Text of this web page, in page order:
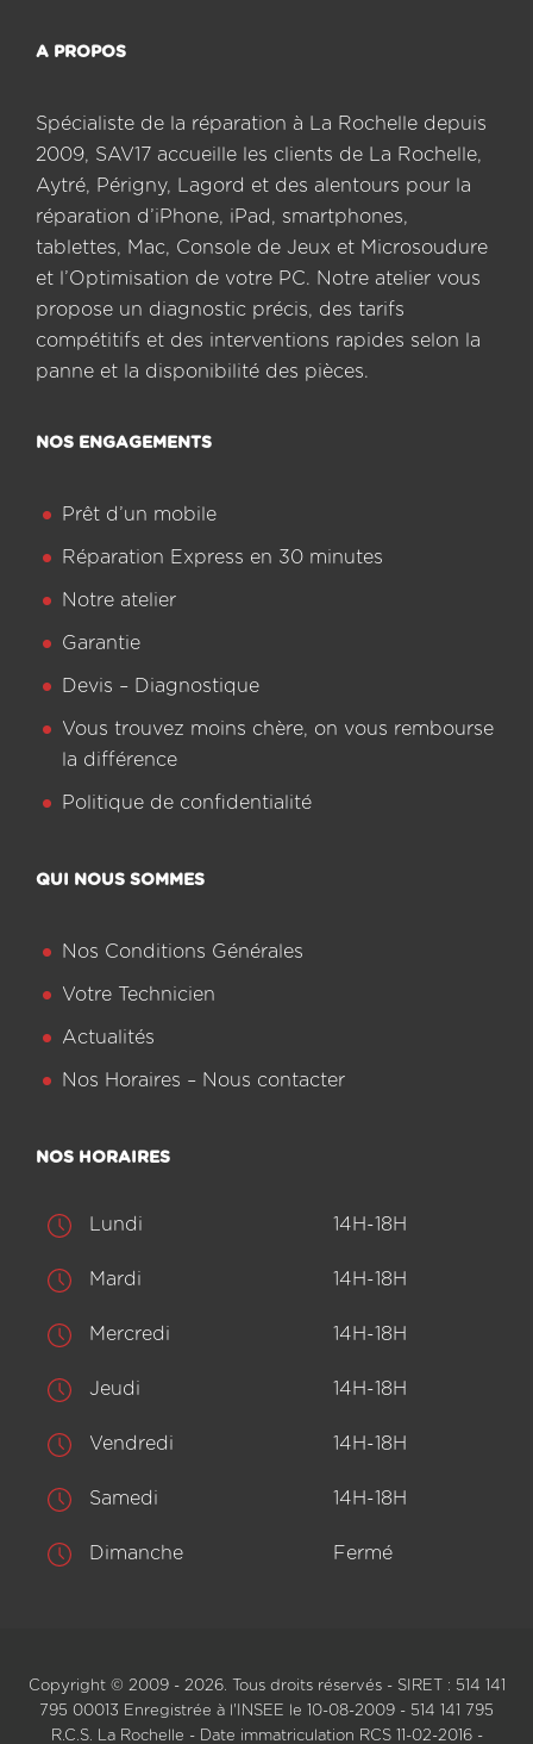
A PROPOS
Spécialiste de la réparation à La Rochelle depuis
2009, SAV17 accueille les clients de La Rochelle,
Aytré, Périgny, Lagord et des alentours pour la
réparation d’iPhone, iPad, smartphones,
tablettes, Mac, Console de Jeux et Microsoudure
et l’Optimisation de votre PC. Notre atelier vous
propose un diagnostic précis, des tarifs
compétitifs et des interventions rapides selon la
panne et la disponibilité des pièces.
NOS ENGAGEMENTS
Prêt d’un mobile
Réparation Express en 30 minutes
Notre atelier
Garantie
Devis – Diagnostique
Vous trouvez moins chère, on vous rembourse
la différence
Politique de confidentialité
QUI NOUS SOMMES
Nos Conditions Générales
Votre Technicien
Actualités
Nos Horaires – Nous contacter
NOS HORAIRES
Lundi 14H-18H
Mardi 14H-18H
Mercredi 14H-18H
Jeudi 14H-18H
Vendredi 14H-18H
Samedi 14H-18H
Dimanche Fermé
Copyright © 2009 - 2026. Tous droits réservés - SIRET : 514 141
795 00013 Enregistrée à l'INSEE le 10-08-2009 - 514 141 795
R.C.S. La Rochelle - Date immatriculation RCS 11-02-2016 -